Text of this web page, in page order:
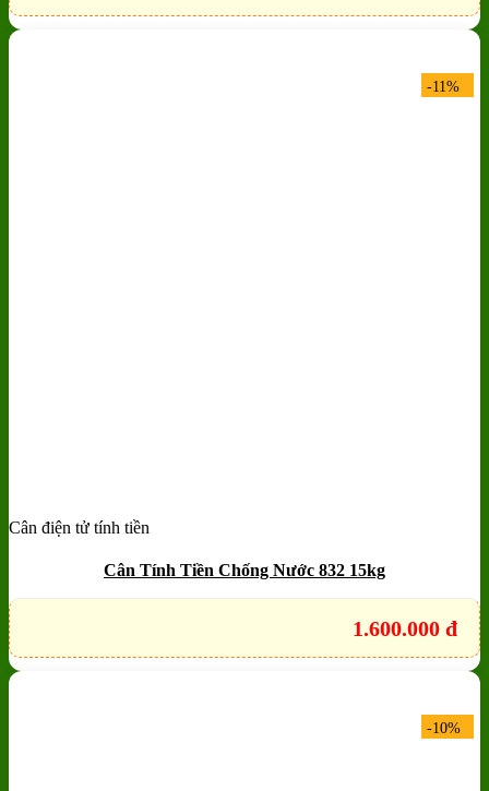
-11%
Cân điện tử tính tiền
Cân Tính Tiền Chống Nước 832 15kg
1.600.000 đ
-10%